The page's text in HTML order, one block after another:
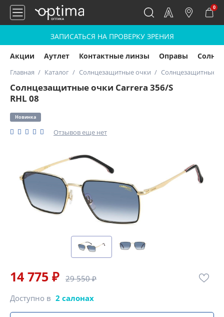
0
ЗАПИСАТЬСЯ НА ПРОВЕРКУ ЗРЕНИЯ
Акции Аутлет Контактные линзы Оправы
Главная Каталог Солнцезащитные очки Солнцезащитные
Солнцезащитные очки Carrera 356/S
RHL 08
Новинка
Отзывов еще нет
14 775 ₽ 29 550 ₽
Доступно в 2 салонах